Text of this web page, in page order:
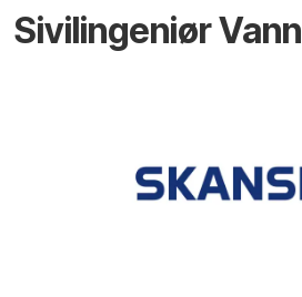
Sivilingeniør Vann